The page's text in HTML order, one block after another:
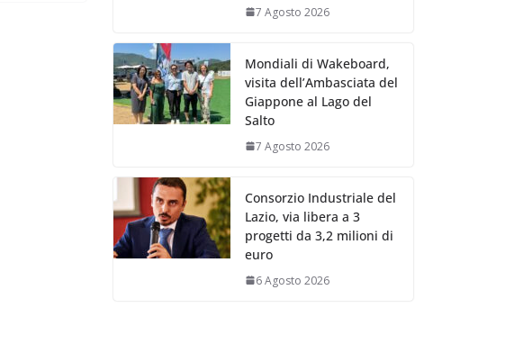
7 Agosto 2026
Mondiali di Wakeboard,
visita dell’Ambasciata del
Giappone al Lago del
Salto
7 Agosto 2026
Consorzio Industriale del
Lazio, via libera a 3
progetti da 3,2 milioni di
euro
6 Agosto 2026